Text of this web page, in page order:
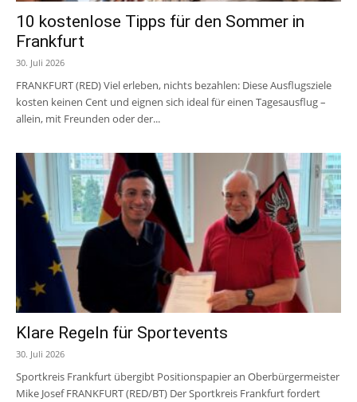
10 kostenlose Tipps für den Sommer in
Frankfurt
30. Juli 2026
FRANKFURT (RED) Viel erleben, nichts bezahlen: Diese Ausflugsziele
kosten keinen Cent und eignen sich ideal für einen Tagesausflug –
allein, mit Freunden oder der...
Klare Regeln für Sportevents
30. Juli 2026
Sportkreis Frankfurt übergibt Positionspapier an Oberbürgermeister
Mike Josef FRANKFURT (RED/BT) Der Sportkreis Frankfurt fordert